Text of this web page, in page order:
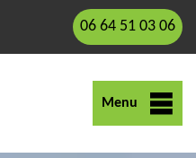
06 64 51 03 06
Menu